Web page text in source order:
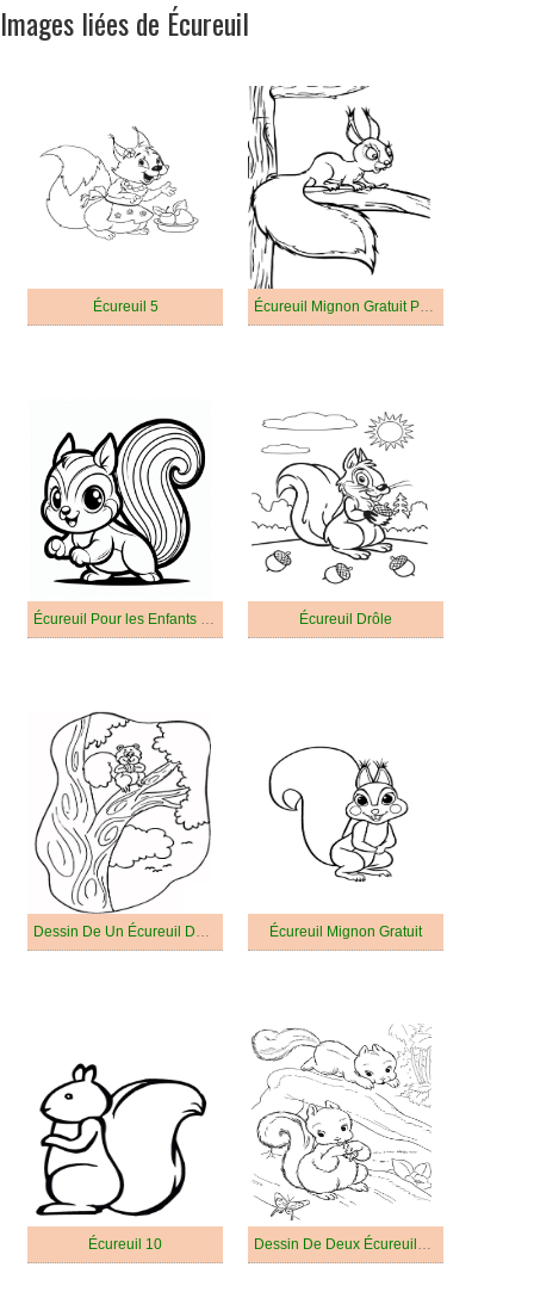
Images liées de Écureuil
Écureuil 5 Écureuil Mignon Gratuit Pour Les Enfants
Écureuil Pour les Enfants De 2 An Écureuil Drôle
Dessin De Un Écureuil Dans Un Arbre Écureuil Mignon Gratuit
Écureuil 10 Dessin De Deux Écureuils Mignons